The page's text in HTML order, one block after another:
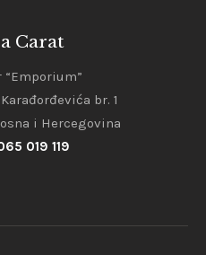
Carat
br. 1
i Hercegovina
019 119